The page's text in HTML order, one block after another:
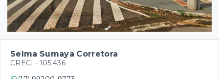
Selma Sumaya Corretora
CRECI - 105.436